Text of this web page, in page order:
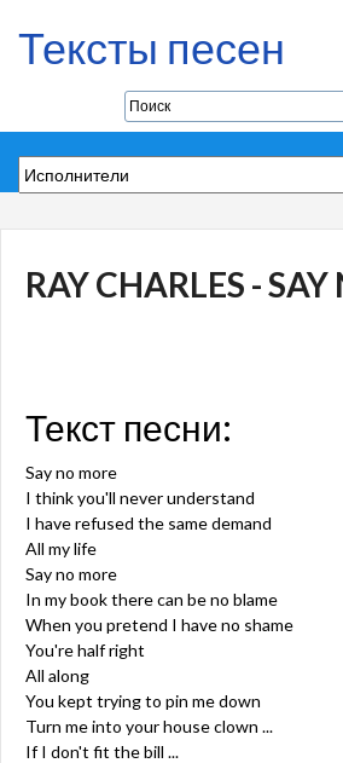
Тексты песен
RAY CHARLES -
Текст песни:
Say no more
I think you'll never understand
I have refused the same demand
All my life
Say no more
In my book there can be no blame
When you pretend I have no shame
You're half right
All along
You kept trying to pin me down
Turn me into your house clown ...
If I don't fit the bill ...